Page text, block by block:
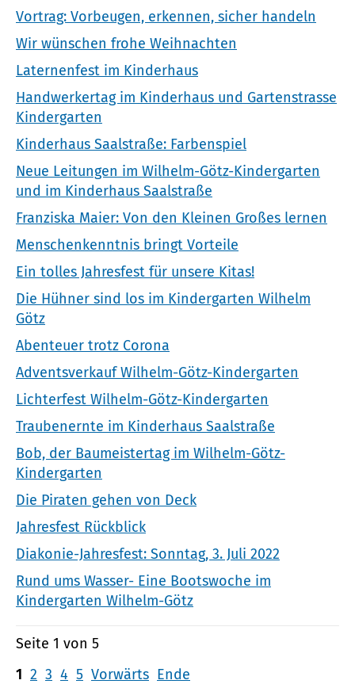
Vortrag: Vorbeugen, erkennen, sicher handeln
Wir wünschen frohe Weihnachten
Laternenfest im Kinderhaus
Handwerkertag im Kinderhaus und Gartenstrasse
Kindergarten
Kinderhaus Saalstraße: Farbenspiel
Neue Leitungen im Wilhelm-Götz-Kindergarten
und im Kinderhaus Saalstraße
Franziska Maier: Von den Kleinen Großes lernen
Menschenkenntnis bringt Vorteile
Ein tolles Jahresfest für unsere Kitas!
Die Hühner sind los im Kindergarten Wilhelm
Götz
Abenteuer trotz Corona
Adventsverkauf Wilhelm-Götz-Kindergarten
Lichterfest Wilhelm-Götz-Kindergarten
Traubenernte im Kinderhaus Saalstraße
Bob, der Baumeistertag im Wilhelm-Götz-
Kindergarten
Die Piraten gehen von Deck
Jahresfest Rückblick
Diakonie-Jahresfest: Sonntag, 3. Juli 2022
Rund ums Wasser- Eine Bootswoche im
Kindergarten Wilhelm-Götz
Seite 1 von 5
1 2 3 4 5 Vorwärts Ende